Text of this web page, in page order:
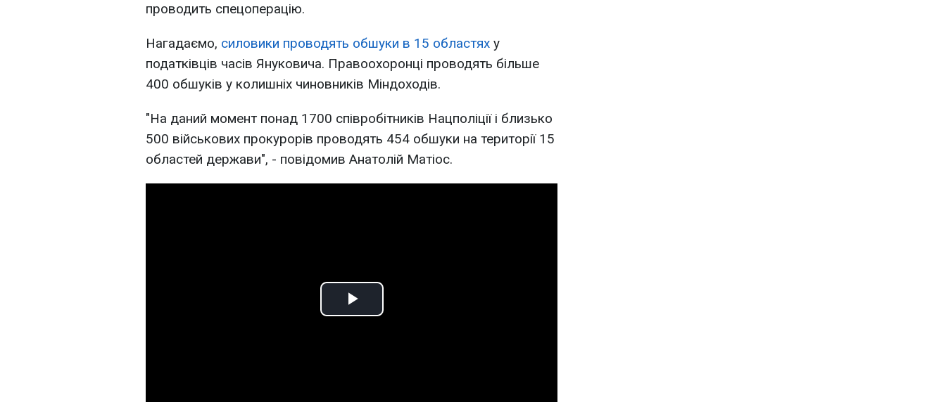
проводить спецоперацію.
Нагадаємо, силовики проводять обшуки в 15 областях у
податківців часів Януковича. Правоохоронці проводять більше
400 обшуків у колишніх чиновників Міндоходів.
"На даний момент понад 1700 співробітників Нацполіції і близько
500 військових прокурорів проводять 454 обшуки на території 15
областей держави", - повідомив Анатолій Матіос.
Play